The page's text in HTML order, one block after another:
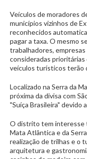
Veículos de moradores
municípios vizinhos de
reconhecidos
pagar a taxa. O mesmo
trabalhadores,
consideradas prioritárias
veículos turísticos terão
Localizado na Serra da
próxima da divisa com
"Suíça Brasileira" devido
O distrito tem interesse
Mata Atlântica e da
realização de trilhas e o
arquitetura e